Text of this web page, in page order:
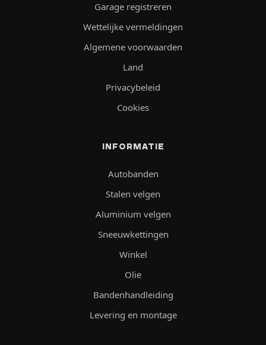
Garage registreren
Wettelijke vermeldingen
Algemene voorwaarden
Land
Privacybeleid
Cookies
INFORMATIE
Autobanden
Stalen velgen
Aluminium velgen
Sneeuwkettingen
Winkel
Olie
Bandenhandleiding
Levering en montage